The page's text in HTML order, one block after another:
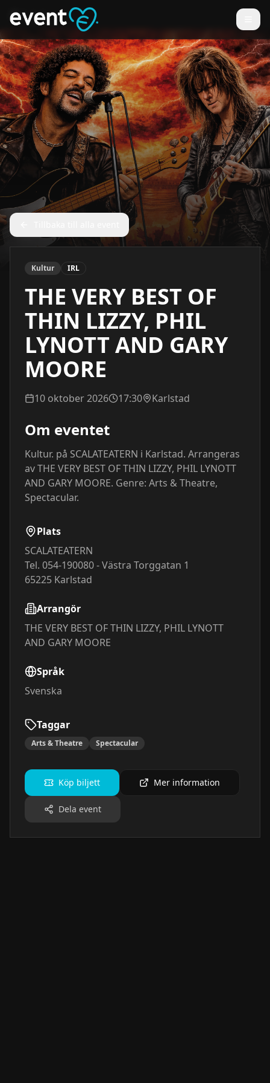
Kultur IRL
THE VERY BEST OF
THIN LIZZY, PHIL
LYNOTT AND GARY
MOORE
10 oktober 2026 17:30 Karlstad
Om eventet
Kultur. på SCALATEATERN i Karlstad. Arrangeras
av THE VERY BEST OF THIN LIZZY, PHIL LYNOTT
AND GARY MOORE. Genre: Arts & Theatre,
Spectacular.
Plats
SCALATEATERN
Tel. 054-190080 - Västra Torggatan 1
65225 Karlstad
Arrangör
THE VERY BEST OF THIN LIZZY, PHIL LYNOTT
AND GARY MOORE
Språk
Svenska
Taggar
Arts & Theatre Spectacular
Köp biljett Mer information
Dela event